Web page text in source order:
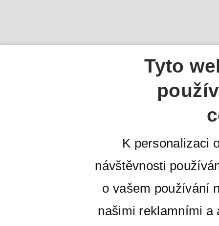
Tyto
K personalizaci
návštěvnosti
o vašem používání
našimi reklamními a